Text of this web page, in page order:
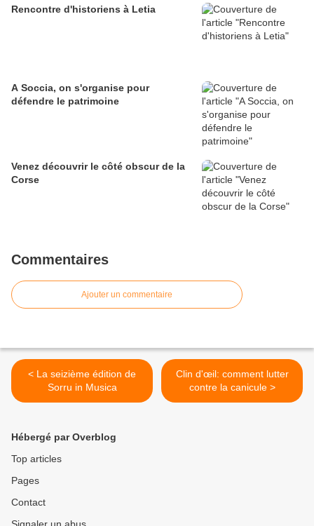
Rencontre d'historiens à Letia
A Soccia, on s'organise pour
défendre le patrimoine
Venez découvrir le côté obscur de la
Corse
Commentaires
Ajouter un commentaire
< La seizième édition de
Sorru in Musica
Clin d'œil: comment lutter
contre la canicule >
Hébergé par Overblog
Top articles
Pages
Contact